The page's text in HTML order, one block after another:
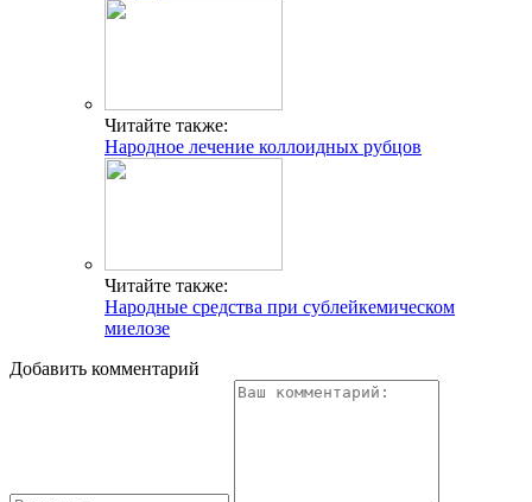
Читайте также:
Народное лечение коллоидных рубцов
Читайте также:
Народные средства при сублейкемическом
миелозе
Добавить комментарий